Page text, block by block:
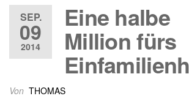
SEP.
09
2014
Eine halbe
Million fürs
Von THOMAS